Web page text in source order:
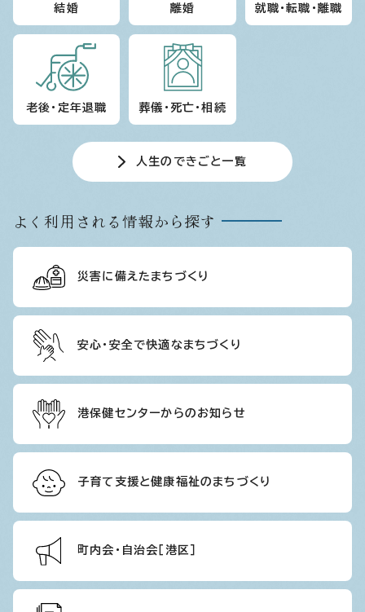
結婚 離婚 就職・転職・離職
老後・定年退職 葬儀・死亡・相続
人生のできごと一覧
よく利用される情報から探す
災害に備えたまちづくり
安心・安全で快適なまちづくり
港保健センターからのお知らせ
子育て支援と健康福祉のまちづくり
町内会・自治会［港区］